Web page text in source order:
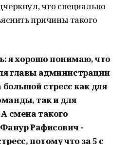
что специально
причины такого
я хорошо понимаю, что
главы администрации
большой стресс как для
так и для
смена такого
Рафисович -
потому что за 5 с